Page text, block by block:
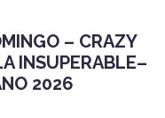
– CRAZY
INSUPERABLE–
2026